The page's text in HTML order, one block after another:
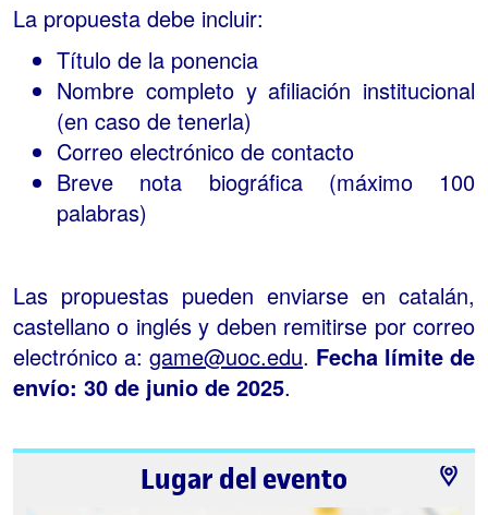
La propuesta debe incluir:
Título de la ponencia
Nombre completo y afiliación institucional
(en caso de tenerla)
Correo electrónico de contacto
Breve nota biográfica (máximo 100
palabras)
Las propuestas pueden enviarse en catalán,
castellano o inglés y deben remitirse por correo
electrónico a: game@uoc.edu. Fecha límite de
envío: 30 de junio de 2025.
Lugar del evento